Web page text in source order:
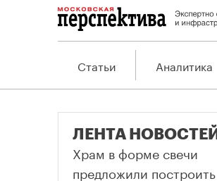
Статьи Аналитика
ЛЕНТА НОВОСТЕЙ
Храм в форме свечи
предложили построить